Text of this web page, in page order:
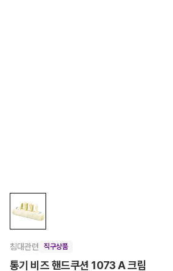
침대관련 직구상품
통기 비즈 핸드쿠션 1073 A 크림